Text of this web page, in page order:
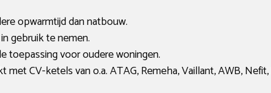
opwarmtijd dan natbouw.
gebruik te nemen.
toepassing voor oudere woningen.
met CV-ketels van o.a. ATAG, Remeha, Vaillant, AWB,